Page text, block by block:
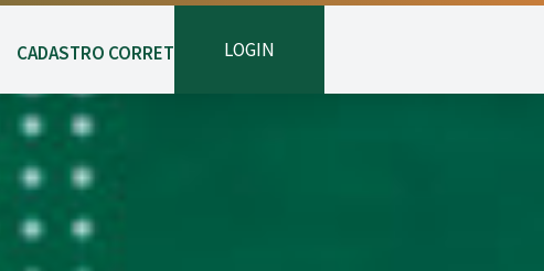
CADASTRO CORRETOR LOGIN